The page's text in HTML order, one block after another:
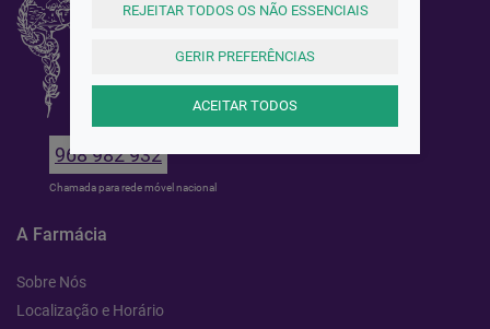
968 982 932
Chamada para rede móvel nacional
A Farmácia
Sobre Nós
Localização e Horário
REJEITAR TODOS OS NÃO ESSENCIAIS
GERIR PREFERÊNCIAS
ACEITAR TODOS